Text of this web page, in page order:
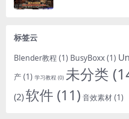
标签云
Blender教程 (1) BusyBoxx(1)
产(1) 学习教程 (0) 未分类
(2)软件 (11)音效素材(1)